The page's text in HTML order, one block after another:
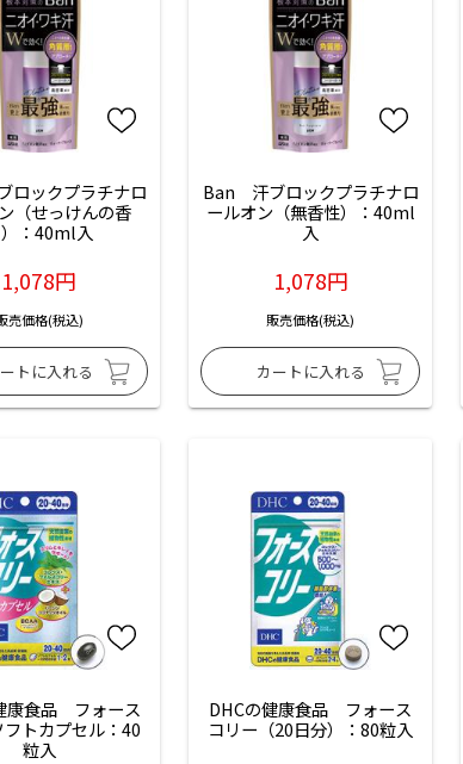
ロックプラチナロ
（せっけんの香
：40ml入
1,078円
売価格(税込)
Ban　汗ブロックプラチナロ
ールオン（無香性）：40ml
入
1,078円
販売価格(税込)
康食品　フォース
トカプセル：40
粒入
DHCの健康食品　フォース
コリー（20日分）：80粒入